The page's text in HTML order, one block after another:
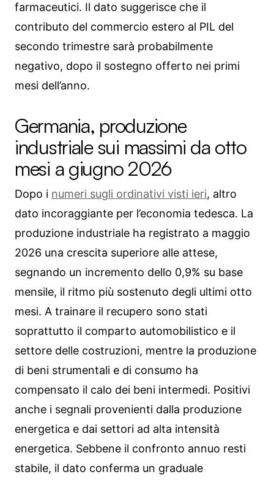
farmaceutici. Il dato suggerisce che il
contributo del commercio estero al PIL del
secondo trimestre sarà probabilmente
negativo, dopo il sostegno offerto nei primi
mesi dell’anno.
Germania, produzione
industriale sui massimi da otto
mesi a giugno 2026
Dopo i numeri sugli ordinativi visti ieri, altro
dato incoraggiante per l’economia tedesca. La
produzione industriale ha registrato a maggio
2026 una crescita superiore alle attese,
segnando un incremento dello 0,9% su base
mensile, il ritmo più sostenuto degli ultimi otto
mesi. A trainare il recupero sono stati
soprattutto il comparto automobilistico e il
settore delle costruzioni, mentre la produzione
di beni strumentali e di consumo ha
compensato il calo dei beni intermedi. Positivi
anche i segnali provenienti dalla produzione
energetica e dai settori ad alta intensità
energetica. Sebbene il confronto annuo resti
stabile, il dato conferma un graduale